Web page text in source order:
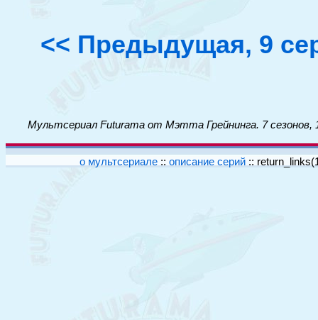
<< Предыдущая, 9
Мультсериал Futurama от Мэтта Грейнинга. 7
о мультсериале :: описание серий ::